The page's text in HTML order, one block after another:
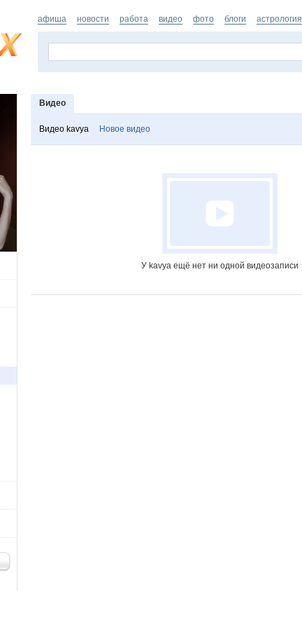
афиша новости работа видео фото блоги астрология
Видео
Видео kavya Новое видео
У kavya ещё нет ни одной видеозаписи